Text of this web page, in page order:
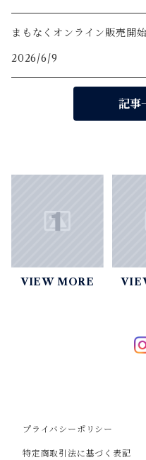
まもなくオンライン販売開始
2026/6/9
記事
VIEW MORE
プライバシーポリシー
特定商取引法に基づく表記